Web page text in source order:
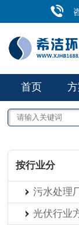
首页
按行业分
污水处理
光伏行业